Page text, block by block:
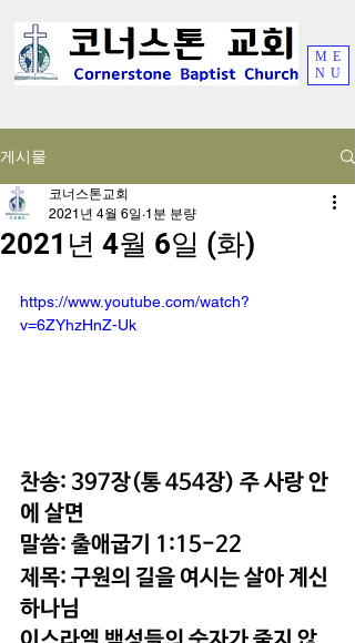
ME
NU
게시물
2021년 4월 6일 (화)
코너스톤교회
2021년 4월 6일 1분 분량
https://www.youtube.com/watch?
v=6ZYhzHnZ-Uk
찬송: 397장(통 454장) 주 사랑 안
에 살면
말씀: 출애굽기 1:15-22
제목: 구원의 길을 여시는 살아 계신
하나님